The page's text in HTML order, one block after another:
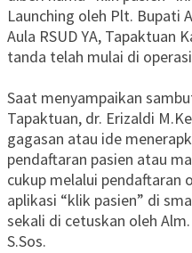
Launching oleh Plt. Bupati
Aula RSUD YA, Tapaktuan
tanda telah mulai di
Saat menyampaikan
Tapaktuan, dr. Erizaldi
gagasan atau ide
pendaftaran pasien atau
cukup melalui pendaftaran
aplikasi “klik pasien” di
sekali di cetuskan oleh
S.Sos.